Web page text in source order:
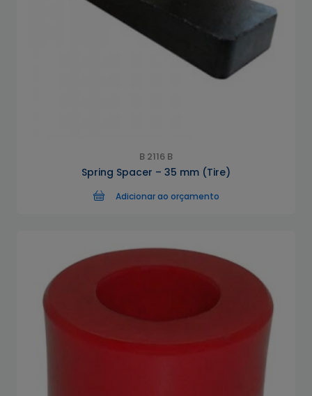
B 2116 B
Spring Spacer – 35 mm (Tire)
Adicionar ao orçamento